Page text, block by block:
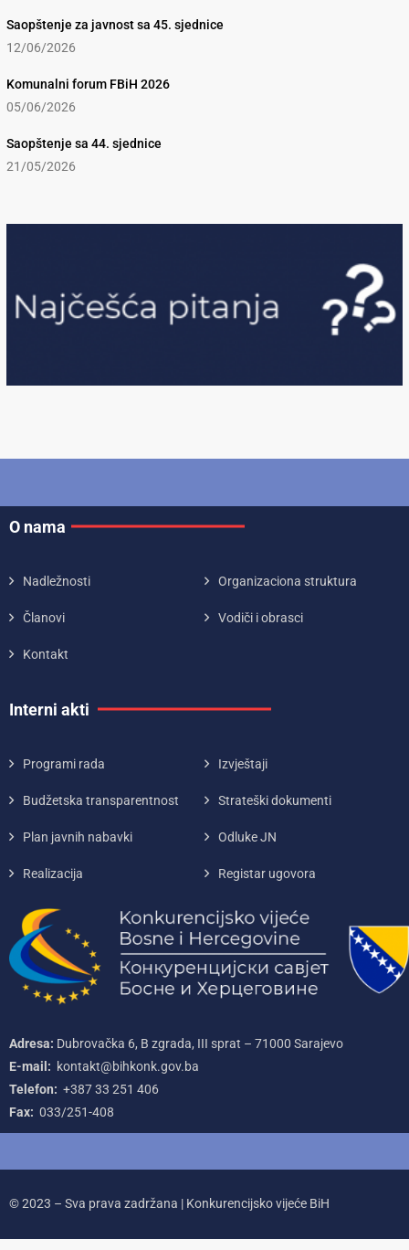
Saopštenje za javnost sa 45. sjednice
12/06/2026
Komunalni forum FBiH 2026
05/06/2026
Saopštenje sa 44. sjednice
21/05/2026
O nama
Nadležnosti Organizaciona struktura
Članovi Vodiči i obrasci
Kontakt
Interni akti
Programi rada Izvještaji
Budžetska transparentnost Strateški dokumenti
Plan javnih nabavki Odluke JN
Realizacija Registar ugovora
Adresa: Dubrovačka 6, B zgrada, III sprat – 71000‌ Sarajevo
E-mail: kontakt@bihkonk.gov.ba
Telefon: +387‌ 33‌ 251‌ 406
Fax: 033/251-408
© 2023 – Sva prava zadržana | Konkurencijsko vijeće BiH